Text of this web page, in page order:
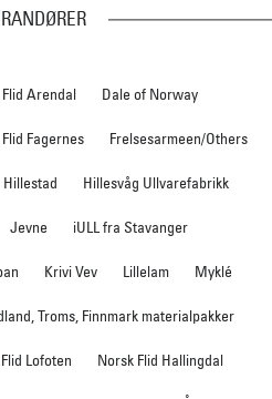
Arendal Dale of Norway
Fagernes Frelsesarmeen/Others
Hillestad Hillesvåg Ullvarefabrikk
Jevne iULL fra Stavanger
Krivi Vev Lillelam Myklé
Troms, Finnmark materialpakker
Lofoten Norsk Flid Hallingdal